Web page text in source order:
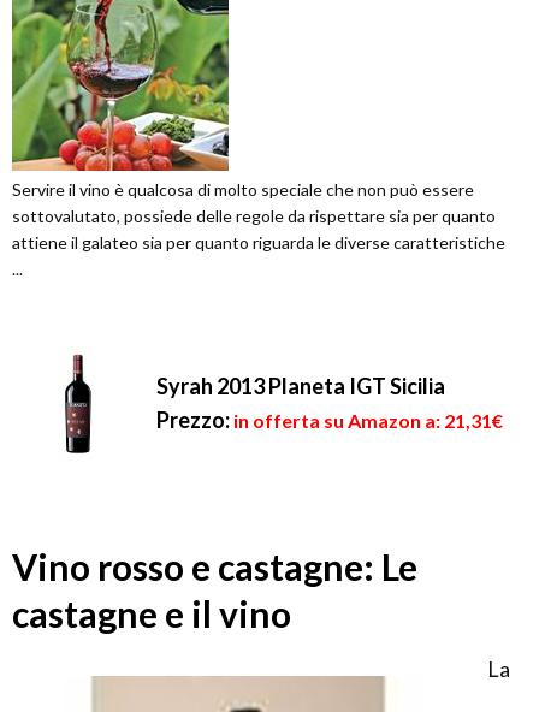
Servire il vino è qualcosa di molto speciale che non può essere
sottovalutato, possiede delle regole da rispettare sia per quanto
attiene il galateo sia per quanto riguarda le diverse caratteristiche
...
Syrah 2013 Planeta IGT Sicilia
Prezzo: in offerta su Amazon a: 21,31€
Vino rosso e castagne: Le
castagne e il vino
La